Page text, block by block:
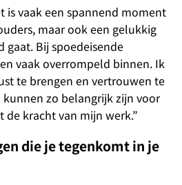
is vaak een spannend moment
maar ook een gelukkig
gaat. Bij spoedeisende
vaak overrompeld binnen. Ik
te brengen en vertrouwen te
zo belangrijk zijn voor
kracht van mijn werk.”
die je tegenkomt in je